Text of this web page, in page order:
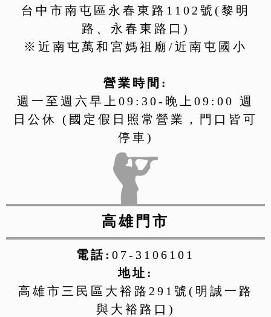
台中市南屯區永春東路1102號(黎明
路、永春東路口)
※近南屯萬和宮媽祖廟/近南屯國小
營業時間:
週一至週六早上09:30-晚上09:00 週
日公休 (國定假日照常營業，門口皆可
停車)
高雄門市
電話: 07-3106101
地址:
高雄市三民區大裕路291號(明誠一路
與大裕路口)